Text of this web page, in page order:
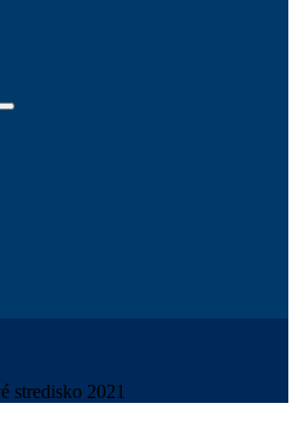
stredisko 2021